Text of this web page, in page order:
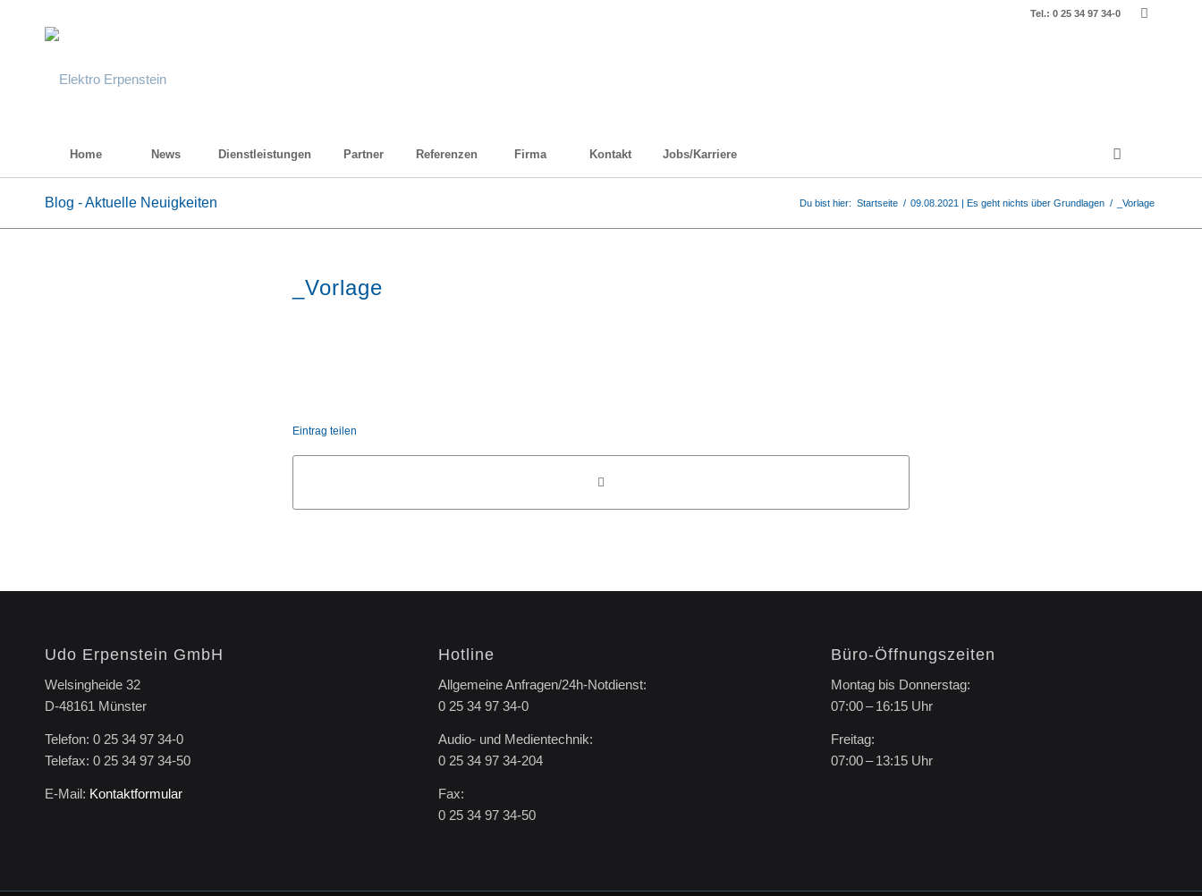
Tel.: 0 25 34 97 34-0
Home News Dienstleistungen Partner Referenzen Firma Kontakt Jobs/Karriere
Blog - Aktuelle Neuigkeiten Du bist hier: Startseite / 09.08.2021 | Es geht nichts über Grundlagen / _Vorlage
_Vorlage
Eintrag teilen
Udo Erpenstein GmbH
Welsingheide 32
D-48161 Münster
Telefon: 0 25 34 97 34-0
Telefax: 0 25 34 97 34-50
E-Mail: Kontaktformular
Hotline
Allgemeine Anfragen/24h-Notdienst:
0 25 34 97 34-0
Audio- und Medientechnik:
0 25 34 97 34-204
Fax:
0 25 34 97 34-50
Büro-Öffnungszeiten
Montag bis Donnerstag:
07:00 – 16:15 Uhr
Freitag:
07:00 – 13:15 Uhr